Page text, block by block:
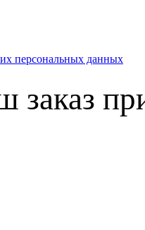
персональных данных
заказ